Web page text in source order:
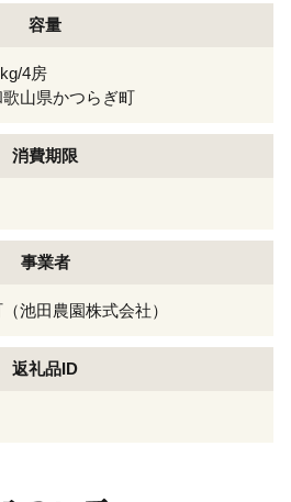
容量
4房
山県かつらぎ町
消費期限
事業者
池田農園株式会社）
返礼品ID